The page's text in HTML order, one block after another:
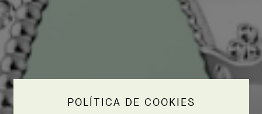
POLÍTICA DE COOKIES